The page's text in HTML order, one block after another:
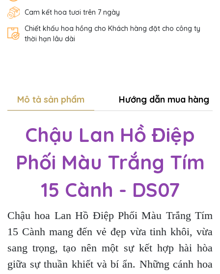
Cam kết hoa tươi trên 7 ngày
Chiết khấu hoa hồng cho Khách hàng đặt cho công ty
thời hạn lâu dài
Mô tả sản phẩm Hướng dẫn mua hàng
Chậu Lan Hồ Điệp
Phối Màu Trắng Tím
15 Cành - DS07
Chậu hoa Lan Hồ Điệp Phối Màu Trắng Tím
15 Cành mang đến vẻ đẹp vừa tinh khôi, vừa
sang trọng, tạo nên một sự kết hợp hài hòa
giữa sự thuần khiết và bí ẩn. Những cánh hoa